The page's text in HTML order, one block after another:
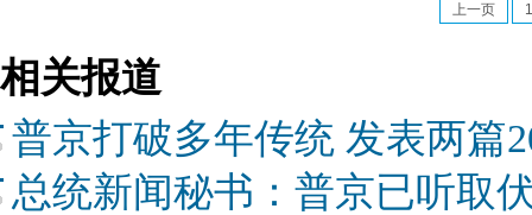
上一页 1
相关报道
普京打破多年传统 发表两篇
总统新闻秘书：普京已听取